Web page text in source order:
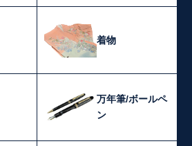
着物
万年筆/ボールペ
ン